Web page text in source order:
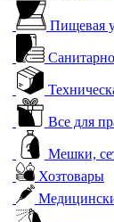
Пищевая
Все для
Мешки,
Хозтовары